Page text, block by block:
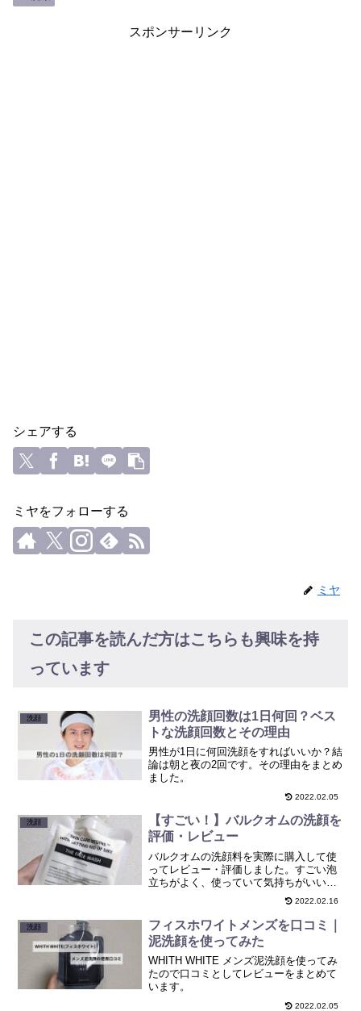
スポンサーリンク
シェアする
ミヤをフォローする
ミヤ
この記事を読んだ方はこちらも興味を持
っています
洗顔
男性の洗顔回数は1日何回？ベス
トな洗顔回数とその理由
男性が1日に何回洗顔をすればいいか？結
論は朝と夜の2回です。その理由をまとめ
ました。
2022.02.05
洗顔
【すごい！】バルクオムの洗顔を
評価・レビュー
バルクオムの洗顔料を実際に購入して使
ってレビュー・評価しました。すごい泡
立ちがよく、使っていて気持ちがいい洗
顔でした。口コミや評判、販売店もまと
めているので参考にしてください。
2022.02.16
洗顔
フィスホワイトメンズを口コミ｜
泥洗顔を使ってみた
WHITH WHITE メンズ泥洗顔を使ってみ
たので口コミとしてレビューをまとめて
います。
2022.02.05